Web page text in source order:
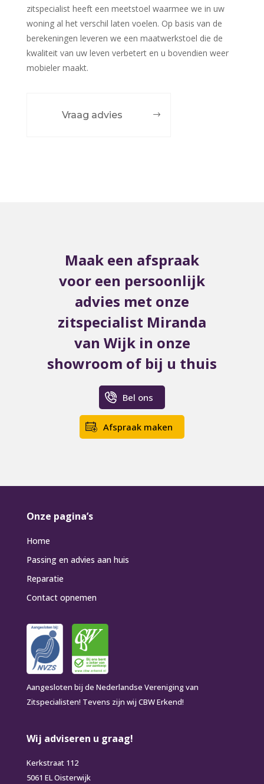
zitspecialist heeft een meetstoel waarmee we in uw
woning al het verschil laten voelen. Op basis van de
berekeningen leveren we een maatwerkstoel die de
kwaliteit van uw leven verbetert en u bovendien weer
mobieler maakt.
Vraag advies
Maak een afspraak
voor een persoonlijk
advies met onze
zitspecialist Miranda
van Wijk in onze
showroom of bij u thuis
Bel ons
Afspraak maken
Onze pagina’s
Home
Passing en advies aan huis
Reparatie
Contact opnemen
Aangesloten bij de Nederlandse Vereniging van
Zitspecialisten! Tevens zijn wij CBW Erkend!
Wij adviseren u graag!
Kerkstraat 112
5061 EL Oisterwijk